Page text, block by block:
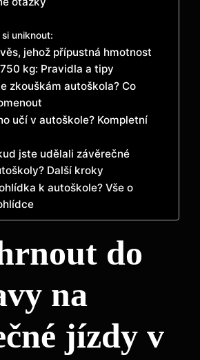
uniknout:
jehož přípustná hmotnost
kg: Pravidla a tipy
zkouškám autoškola? Co
učí v autoškole? Kompletní
jste udělali závěrečné
Další kroky
k autoškole? Vše o
do
na
jízdy v